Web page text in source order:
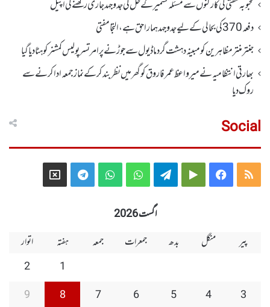
محبوبہ مفتی کی کارکنوں سے مسئلہ کشمیر کے حل کی جدوجہد جاری رکھنے کی اپیل
دفعہ370کی بحالی کے لیے جدوجہد ہمارا حق ہے، التجا مفتی
جنتر منتر مظاہرین کو مبینہ دہشت گرد ماڈیول سے جوڑنے پر امرتسر پولیس کمشنر کو ہٹا دیاگیا
بھارتی انتظامیہ نے میر واعظ عمر فاروق کو گھر میں نظر بندکر کے نماز جمعہ ادا کرنے سے
روک دیا
Social
RSS
Facebook
Google
Telegram
WhatsApp
WhatsApp
Telegram
X
اگست 2026
پیر
منگل بدھ جمعرات جمعہ ہفتہ
اتوار
1
2
3
4
5
6
7
8
9